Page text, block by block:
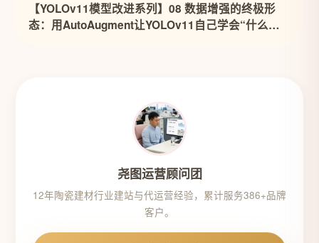
【YOLOv11模型改进系列】08 数据增强的终极形
态：用AutoAugment让YOLOv11自己学会“什么数
尧图运营顾问团
12年陶瓷建材行业建站与代运营经验，累计服务386+品牌
客户。